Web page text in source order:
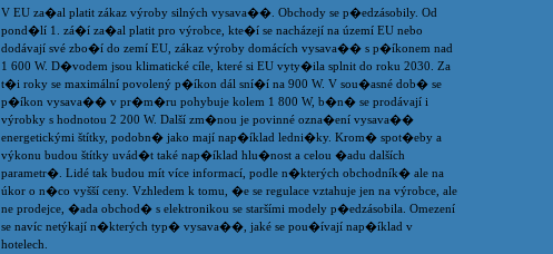
V EU za�al platit zákaz výroby silných vysava��. Obchody se p�edzásobily. Od
pond�lí 1. zá�í za�al platit pro výrobce, kte�í se nacházejí na území EU nebo
dodávají své zbo�í do zemí EU, zákaz výroby domácích vysava�� s p�íkonem nad
1 600 W. D�vodem jsou klimatické cíle, které si EU vyty�ila splnit do roku 2030. Za
t�i roky se maximální povolený p�íkon dál sní�í na 900 W. V sou�asné dob� se
p�íkon vysava�� v pr�m�ru pohybuje kolem 1 800 W, b�n� se prodávají i
výrobky s hodnotou 2 200 W. Další zm�nou je povinné ozna�ení vysava��
energetickými štítky, podobn� jako mají nap�íklad ledni�ky. Krom� spot�eby a
výkonu budou štítky uvád�t také nap�íklad hlu�nost a celou �adu dalších
parametr�. Lidé tak budou mít více informací, podle n�kterých obchodník� ale na
úkor o n�co vyšší ceny. Vzhledem k tomu, �e se regulace vztahuje jen na výrobce, ale
ne prodejce, �ada obchod� s elektronikou se staršími modely p�edzásobila. Omezení
se navíc netýkají n�kterých typ� vysava��, jaké se pou�ívají nap�íklad v
hotelech.